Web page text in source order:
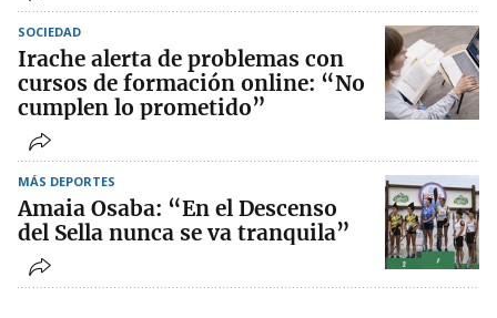
SOCIEDAD
Irache alerta de problemas con
cursos de formación online: “No
cumplen lo prometido”
MÁS DEPORTES
Amaia Osaba: “En el Descenso
del Sella nunca se va tranquila”